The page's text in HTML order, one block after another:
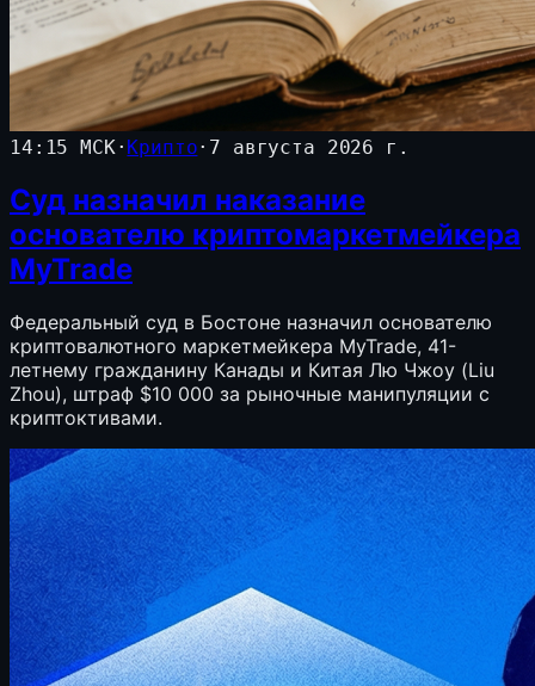
14:15 МСК · Крипто· 7 августа 2026 г.
Суд назначил наказание
основателю криптомаркетмейкера
MyTrade
Федеральный суд в Бостоне назначил основателю
криптовалютного маркетмейкера MyTrade, 41-
летнему гражданину Канады и Китая Лю Чжоу (Liu
Zhou), штраф $10 000 за рыночные манипуляции с
криптоктивами.